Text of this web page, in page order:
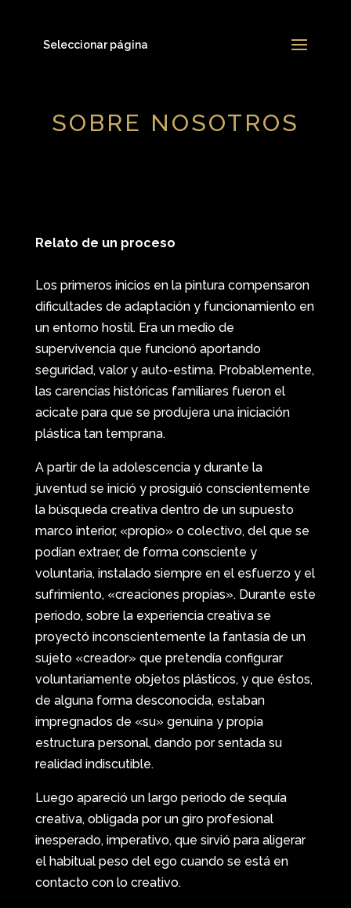
Seleccionar página
SOBRE NOSOTROS
Relato de un proceso
Los primeros inicios en la pintura compensaron
dificultades de adaptación y funcionamiento en
un entorno hostil. Era un medio de
supervivencia que funcionó aportando
seguridad, valor y auto-estima. Probablemente,
las carencias históricas familiares fueron el
acicate para que se produjera una iniciación
plástica tan temprana.
A partir de la adolescencia y durante la
juventud se inició y prosiguió conscientemente
la búsqueda creativa dentro de un supuesto
marco interior, «propio» o colectivo, del que se
podían extraer, de forma consciente y
voluntaria, instalado siempre en el esfuerzo y el
sufrimiento, «creaciones propias». Durante este
periodo, sobre la experiencia creativa se
proyectó inconscientemente la fantasía de un
sujeto «creador» que pretendía configurar
voluntariamente objetos plásticos, y que éstos,
de alguna forma desconocida, estaban
impregnados de «su» genuina y propia
estructura personal, dando por sentada su
realidad indiscutible.
Luego apareció un largo periodo de sequía
creativa, obligada por un giro profesional
inesperado, imperativo, que sirvió para aligerar
el habitual peso del ego cuando se está en
contacto con lo creativo.